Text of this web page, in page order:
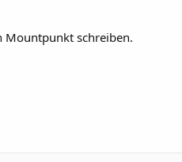
Mountpunkt schreiben.